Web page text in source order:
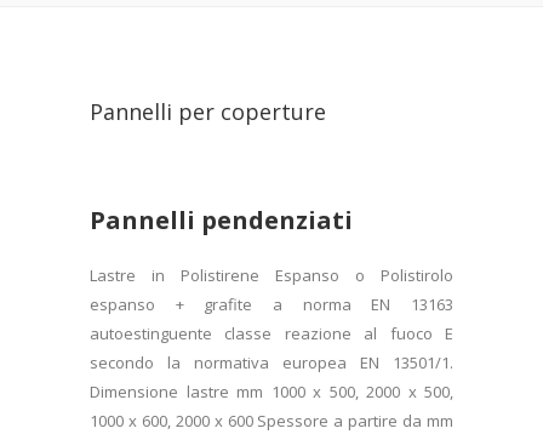
Pannelli per coperture
Pannelli pendenziati
Lastre in Polistirene Espanso o Polistirolo
espanso + grafite a norma EN 13163
autoestinguente classe reazione al fuoco E
secondo la normativa europea EN 13501/1.
Dimensione lastre mm 1000 x 500, 2000 x 500,
1000 x 600, 2000 x 600 Spessore a partire da mm